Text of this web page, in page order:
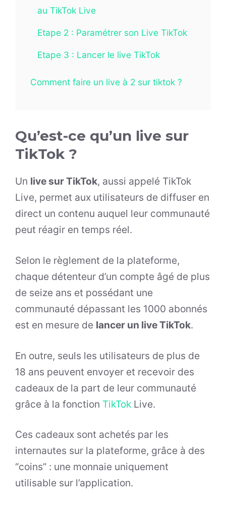
au TikTok Live
Etape 2 : Paramétrer son Live TikTok
Etape 3 : Lancer le live TikTok
Comment faire un live à 2 sur tiktok ?
Qu’est-ce qu’un live sur
TikTok ?
Un live sur TikTok, aussi appelé TikTok
Live, permet aux utilisateurs de diffuser en
direct un contenu auquel leur communauté
peut réagir en temps réel.
Selon le règlement de la plateforme,
chaque détenteur d’un compte âgé de plus
de seize ans et possédant une
communauté dépassant les 1000 abonnés
est en mesure de lancer un live TikTok.
En outre, seuls les utilisateurs de plus de
18 ans peuvent envoyer et recevoir des
cadeaux de la part de leur communauté
grâce à la fonction TikTok Live.
Ces cadeaux sont achetés par les
internautes sur la plateforme, grâce à des
“coins” : une monnaie uniquement
utilisable sur l’application.